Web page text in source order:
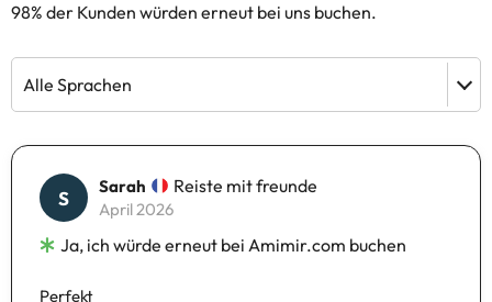
98% der Kunden würden erneut bei uns buchen.